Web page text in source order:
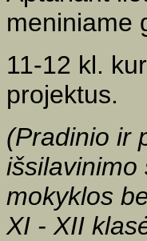
meniniame
11-12 kl.
projektus.
(Pradinio ir
išsilavinimo
mokyklos
XI - XII